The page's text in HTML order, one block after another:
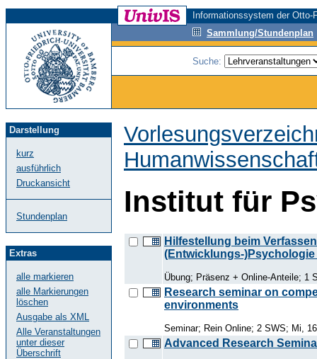
Informationssystem der
Sammlung/Stundenplan
Suche:
Darstellung
kurz
ausführlich
Druckansicht
Stundenplan
Extras
alle markieren
alle Markierungen
löschen
Ausgabe als XML
Alle Veranstaltungen
unter dieser
Überschrift
Institut für
Hilfestellung beim
(Entwicklungs-
Übung; Präsenz + Online-Anteile; 1
Research seminar on
environments
Seminar; Rein Online; 2 SWS; Mi,
Advanced Research